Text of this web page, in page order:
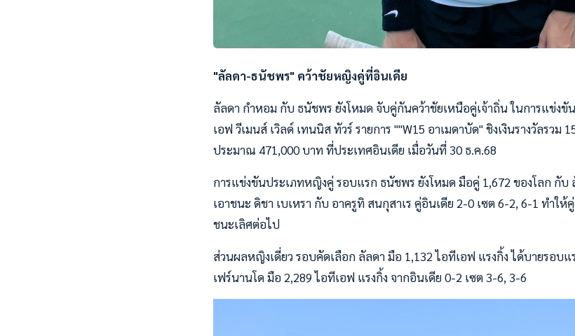
"ลัลดา-ธนัชพร" คว้าชัยหญิงคู่ที่อินเดีย
ลัลดา กำหอม กับ ธนัชพร ยังโหมด จับคู่กันคว้าชัยเหนือคู่เจ้าถิ่น ในการแข่ง
เอฟ วีเมนส์ เวิลด์ เทนนิส ทัวร์ รายการ ""W15 อาเมดาบัด" ชิงเงินรางวัลรวม
ประมาณ 471,000 บาท ที่ประเทศอินเดีย เมื่อวันที่ 30 ธ.ค.68
การแข่งขันประเภทหญิงคู่ รอบแรก ธนัชพร ยังโหมด มือคู่ 1,672 ของโลก กับ
เอาชนะ ดิชา เบเหรา กับ อาครูทิ สนกุสาเร คู่อินเดีย 2-0 เซต 6-2, 6-1 ทำให้
ชนะเลิศต่อไป
ส่วนผลหญิงเดี่ยว รอบคัดเลือก ลัลดา มือ 1,132 ไอทีเอฟ แรงกิ้ง ได้บายรอบ
เฟร์นานโด มือ 2,289 ไอทีเอฟ แรงกิ้ง จากอินเดีย 0-2 เซต 3-6, 3-6